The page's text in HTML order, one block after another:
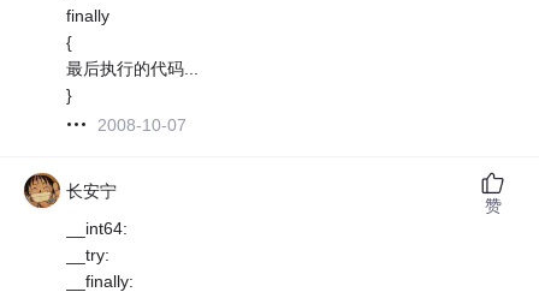
finally
{
最后执行的代码...
}
2008-10-07
长安宁
__int64:
__try:
__finally:
赞